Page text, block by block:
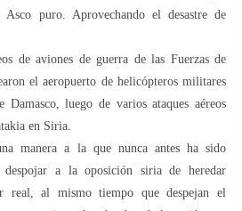
puro. Aprovechando el desastre de
de aviones de guerra de las Fuerzas de
el aeropuerto de helicópteros militares
luego de varios ataques aéreos
en Siria.
manera a la que nunca antes ha sido
despojar a la oposición siria de heredar
real, al mismo tiempo que despejan el